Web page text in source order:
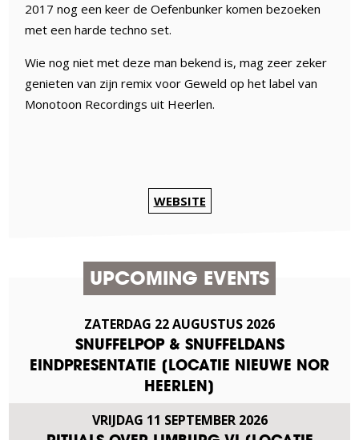
2017 nog een keer de Oefenbunker komen bezoeken
met een harde techno set.
Wie nog niet met deze man bekend is, mag zeer zeker
genieten van zijn remix voor Geweld op het label van
Monotoon Recordings uit Heerlen.
WEBSITE
UPCOMING EVENTS
ZATERDAG 22AUGUSTUS 2026
SNUFFELPOP & SNUFFELDANS
EINDPRESENTATIE [LOCATIE NIEUWE NOR
HEERLEN]
VRIJDAG 11 SEPTEMBER 2026